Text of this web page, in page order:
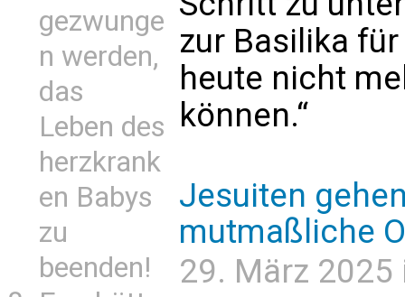
gezwunge
n werden,
das
Leben des
herzkrank
en Babys
zu
beenden!
zur Basilika
heute nicht
können.“
Jesuiten
mutmaßliche
29. März